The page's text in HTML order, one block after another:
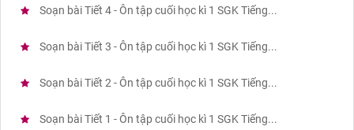
Soạn bài Tiết 4 - Ôn tập cuối học kì 1 SGK Tiếng...
Soạn bài Tiết 3 - Ôn tập cuối học kì 1 SGK Tiếng...
Soạn bài Tiết 2 - Ôn tập cuối học kì 1 SGK Tiếng...
Soạn bài Tiết 1 - Ôn tập cuối học kì 1 SGK Tiếng...